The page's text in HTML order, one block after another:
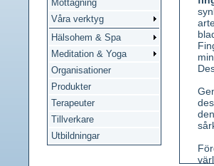
Mottagning
Våra verktyg
Hälsohem & Spa
Meditation & Yoga
Organisationer
Produkter
Terapeuter
Tillverkare
Utbildningar